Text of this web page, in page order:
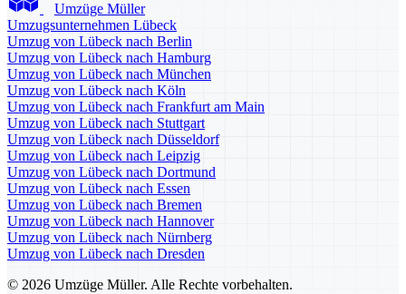
Umzüge Müller
Umzugsunternehmen Lübeck
Umzug von Lübeck nach Berlin
Umzug von Lübeck nach Hamburg
Umzug von Lübeck nach München
Umzug von Lübeck nach Köln
Umzug von Lübeck nach Frankfurt am Main
Umzug von Lübeck nach Stuttgart
Umzug von Lübeck nach Düsseldorf
Umzug von Lübeck nach Leipzig
Umzug von Lübeck nach Dortmund
Umzug von Lübeck nach Essen
Umzug von Lübeck nach Bremen
Umzug von Lübeck nach Hannover
Umzug von Lübeck nach Nürnberg
Umzug von Lübeck nach Dresden
© 2026 Umzüge Müller. Alle Rechte vorbehalten.